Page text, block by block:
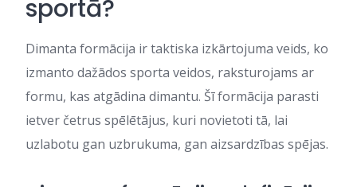
sportā?
Dimanta formācija ir taktiska izkārtojuma veids, ko
izmanto dažādos sporta veidos, raksturojams ar
formu, kas atgādina dimantu. Šī formācija parasti
ietver četrus spēlētājus, kuri novietoti tā, lai
uzlabotu gan uzbrukuma, gan aizsardzības spējas.